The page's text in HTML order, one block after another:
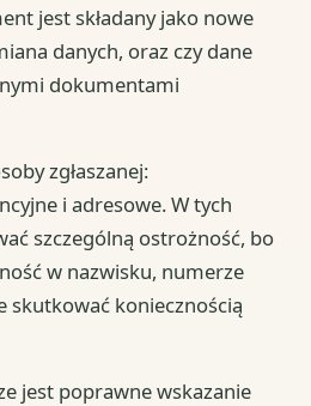
jest składany jako nowe
danych, oraz czy dane
dokumentami
zgłaszanej:
i adresowe. W tych
szczególną ostrożność, bo
w nazwisku, numerze
skutkować koniecznością
jest poprawne wskazanie